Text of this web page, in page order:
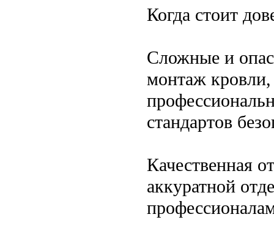
Когда стоит
Сложные и
монтаж
стандартов
Качественная
аккуратной